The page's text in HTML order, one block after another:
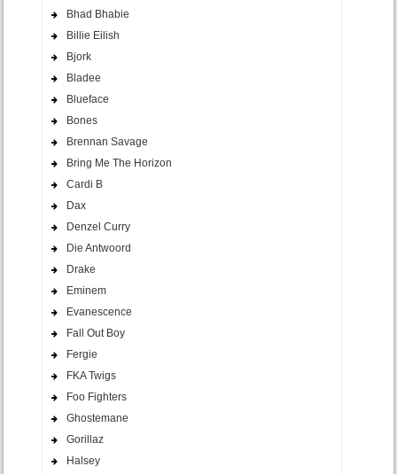
Bhad Bhabie
Billie Eilish
Bjork
Bladee
Blueface
Bones
Brennan Savage
Bring Me The Horizon
Cardi B
Dax
Denzel Curry
Die Antwoord
Drake
Eminem
Evanescence
Fall Out Boy
Fergie
FKA Twigs
Foo Fighters
Ghostemane
Gorillaz
Halsey